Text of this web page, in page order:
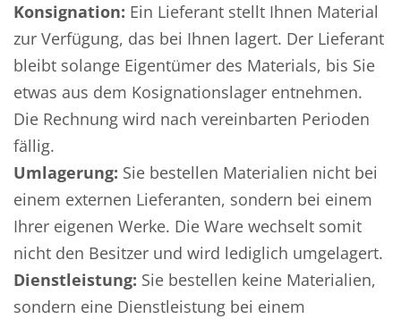
Konsignation: Ein Lieferant stellt Ihnen Material
zur Verfügung, das bei Ihnen lagert. Der Lieferant
bleibt solange Eigentümer des Materials, bis Sie
etwas aus dem Kosignationslager entnehmen.
Die Rechnung wird nach vereinbarten Perioden
fällig.
Umlagerung: Sie bestellen Materialien nicht bei
einem externen Lieferanten, sondern bei einem
Ihrer eigenen Werke. Die Ware wechselt somit
nicht den Besitzer und wird lediglich umgelagert.
Dienstleistung: Sie bestellen keine Materialien,
sondern eine Dienstleistung bei einem